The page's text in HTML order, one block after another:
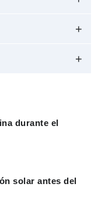
durante el
solar antes del